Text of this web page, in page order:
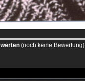
(noch keine Bewertung)